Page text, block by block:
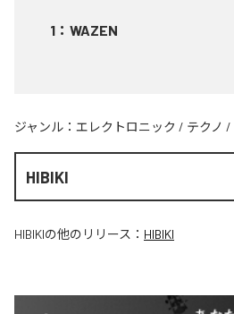
1 ： WAZEN
ジャンル： エレクトロニック / テクノ /
HIBIKI
HIBIKIの他のリリース： HIBIKI